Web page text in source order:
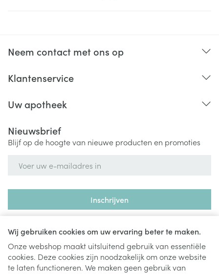
Wij gebruiken cookies om uw ervaring beter te maken.
Onze webshop maakt uitsluitend gebruik van essentiële
cookies. Deze cookies zijn noodzakelijk om onze website
te laten functioneren. We maken geen gebruik van
Neem contact met ons op
Klantenservice
Uw apotheek
Nieuwsbrief
Blijf op de hoogte van nieuwe producten en promoties
Inschrijven
nieuwsbrief en gaat u akkoord met onzeprivacy policy.